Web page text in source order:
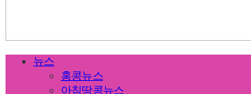
뉴스
홍콩뉴스
아침땅콩뉴스